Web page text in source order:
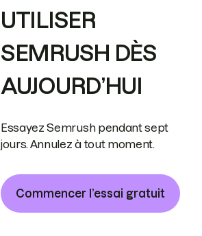
UTILISER
SEMRUSH DÈS
AUJOURD’HUI
Essayez Semrush pendant sept
jours. Annulez à tout moment.
Commencer l’essai gratuit